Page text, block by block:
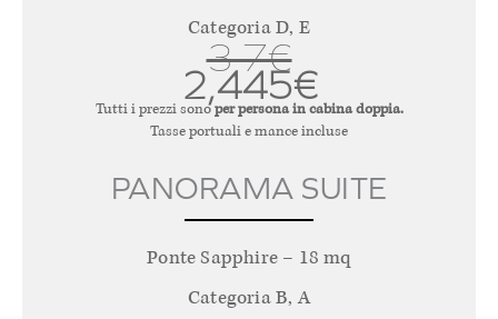
Categoria D, E
3,7€
2,445€
Tutti i prezzi sonoper persona in cabina doppia.
Tasse portuali e mance incluse
PANORAMA SUITE
Ponte Sapphire – 18 mq
Categoria B, A